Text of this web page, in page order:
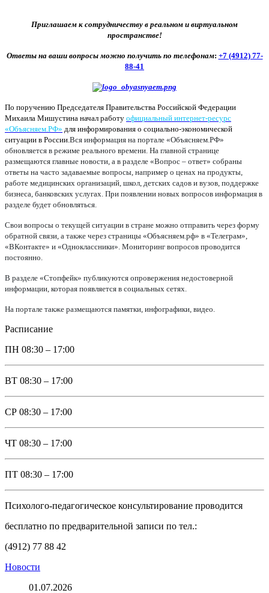
Приглашаем к сотрудничеству в реальном и виртуальном
пространстве!
Ответы на ваши вопросы можно получить по телефонам: +7 (4912) 77-
88-41
По поручению Председателя Правительства Российской Федерации
Михаила Мишустина начал работу официальный интернет-ресурс
«Объясняем.РФ» для информирования о социально-экономической
ситуации в России. Вся информация на портале «Объясняем.РФ»
обновляется в режиме реального времени. На главной странице
размещаются главные новости, а в разделе «Вопрос – ответ» собраны
ответы на часто задаваемые вопросы, например о ценах на продукты,
работе медицинских организаций, школ, детских садов и вузов, поддержке
бизнеса, банковских услугах. При появлении новых вопросов информация в
разделе будет обновляться.
Свои вопросы о текущей ситуации в стране можно отправить через форму
обратной связи, а также через страницы «Объясняем.рф» в «Телеграм»,
«ВКонтакте» и «Одноклассники». Мониторинг вопросов проводится
постоянно.
В разделе «Стопфейк» публикуются опровержения недостоверной
информации, которая появляется в социальных сетях.
На портале также размещаются памятки, инфографики, видео.
Расписание
ПН 08:30 – 17:00
ВТ 08:30 – 17:00
СР 08:30 – 17:00
ЧТ 08:30 – 17:00
ПТ 08:30 – 17:00
Психолого-педагогическое консультирование проводится
бесплатно по предварительной записи по тел.:
(4912) 77 88 42
Новости
01.07.2026